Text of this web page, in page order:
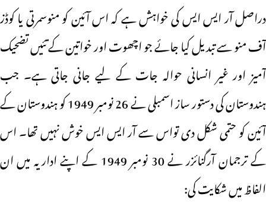
دراصل آر ایس ایس کی خواہش ہے کہ اس آئین کو منوسمرتی یا کوڈز
آف منو سے تبدیل کیا جائے جو اچھوت اور خواتین کے تئیں تضحیک
آمیز اور غیر انسانی حوالہ جات کے لیے جانی جاتی ہے۔ جب
ہندوستان کی دستور ساز اسمبلی نے 26 نومبر 1949 کو ہندوستان کے
آئین کو حتمی شکل دی تواس سے آر ایس ایس خوش نہیں تھا۔ اس
کے ترجمان آرگنائزر نے 30 نومبر 1949 کے اپنے اداریہ میں ان
الفاظ میں شکایت کی: